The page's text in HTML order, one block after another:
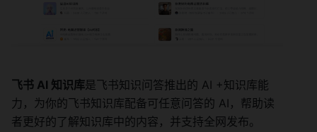
飞书 AI 知识库是飞书知识问答推出的 AI +知识库能
力，为你的飞书知识库配备可任意问答的 AI，帮助读
者更好的了解知识库中的内容，并支持全网发布。